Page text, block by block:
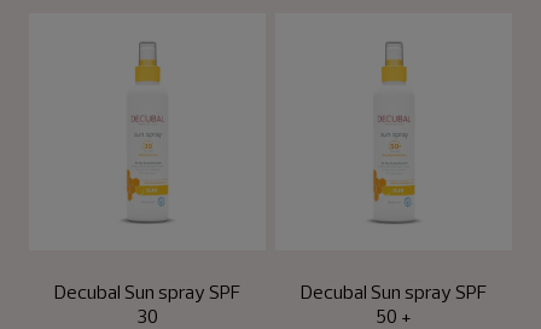
Decubal Sun spray SPF
30
Decubal Sun spray SPF
50 +